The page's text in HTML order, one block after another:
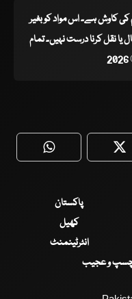
کی کاوش ہے۔ اس مواد کو بغیر
نقل کرنا درست نہیں۔ تمام
WhatsApp
پاکستان
کھیل
انٹرٹینمنٹ
و عجیب